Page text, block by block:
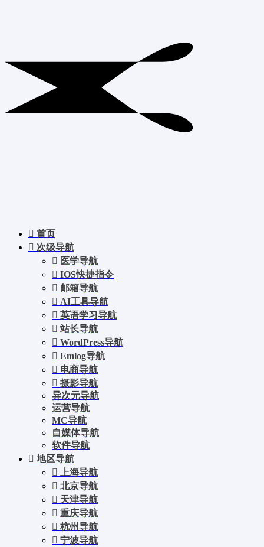
首页
次级导航
医学导航
IOS快捷指令
邮箱导航
AI工具导航
英语学习导航
站长导航
WordPress导航
Emlog导航
电商导航
摄影导航
异次元导航
运营导航
MC导航
自媒体导航
软件导航
地区导航
上海导航
北京导航
天津导航
重庆导航
杭州导航
宁波导航